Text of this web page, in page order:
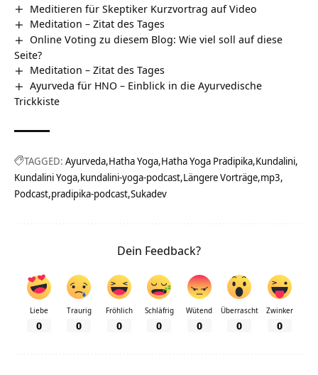
Meditieren für Skeptiker Kurzvortrag auf Video
Meditation – Zitat des Tages
Online Voting zu diesem Blog: Wie viel soll auf diese
Seite?
Meditation – Zitat des Tages
Ayurveda für HNO – Einblick in die Ayurvedische
Trickkiste
TAGGED: Ayurveda Hatha Yoga Hatha Yoga Pradipika Kundalini
Kundalini Yoga kundalini-yoga-podcast Längere Vorträge mp3
Podcast pradipika-podcast Sukadev
Dein Feedback?
Liebe
0
Traurig
0
Fröhlich
0
Schläfrig
0
Wütend
0
Überrascht
0
Zwinker
0